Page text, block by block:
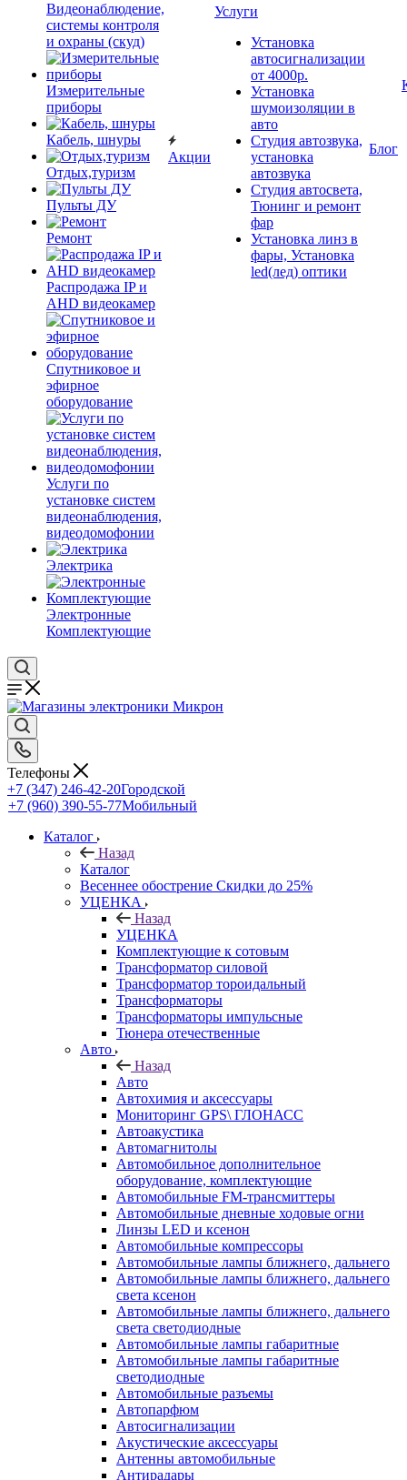
Видеонаблюдение,
системы контроля
и охраны (скуд)
Измерительные
приборы
Кабель, шнуры
Отдых,туризм
Пульты ДУ
Ремонт
Распродажа IP и
AHD видеокамер
Спутниковое и
эфирное
оборудование
Услуги по
установке систем
видеонаблюдения,
видеодомофонии
Электрика
Электронные
Комплектующие
Акции
Услуги
Установка
автосигнализации
от 4000р.
Установка
шумоизоляции в
авто
Студия автозвука,
установка
автозвука
Студия автосвета,
Тюнинг и ремонт
фар
Установка линз в
фары, Установка
led(лед) оптики
Блог
Телефоны
+7 (347) 246-42-20Городской
+7 (960) 390-55-77Мобильный
Каталог
Назад
Каталог
Весеннее обострение Скидки до 25%
УЦЕНКА
Назад
УЦЕНКА
Комплектующие к сотовым
Трансформатор силовой
Трансформатор тороидальный
Трансформаторы
Трансформаторы импульсные
Тюнера отечественные
Авто
Назад
Авто
Автохимия и аксессуары
Мониторинг GPS\ ГЛОНАСС
Автоакустика
Автомагнитолы
Автомобильное дополнительное
оборудование, комплектующие
Автомобильные FM-трансмиттеры
Автомобильные дневные ходовые огни
Линзы LED и ксенон
Автомобильные компрессоры
Автомобильные лампы ближнего, дальнего
Автомобильные лампы ближнего, дальнего
света ксенон
Автомобильные лампы ближнего, дальнего
света светодиодные
Автомобильные лампы габаритные
Автомобильные лампы габаритные
светодиодные
Автомобильные разъемы
Автопарфюм
Автосигнализации
Акустические аксессуары
Антенны автомобильные
Антирадары